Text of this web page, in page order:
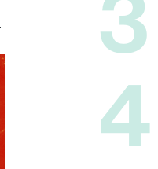
4